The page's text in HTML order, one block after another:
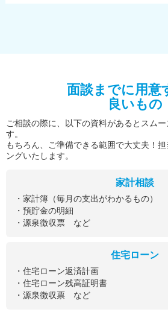
面談までに用意
良いもの
ご相談の際に、以下の資料があるとスム
す。
もちろん、ご準備できる範囲で大丈夫！
ングいたします。
家計相談
・家計簿（毎月の支出がわかるもの）
・預貯金の明細
・源泉徴収票 など
住宅ローン
・住宅ローン返済計画
・住宅ローン残高証明書
・源泉徴収票 など